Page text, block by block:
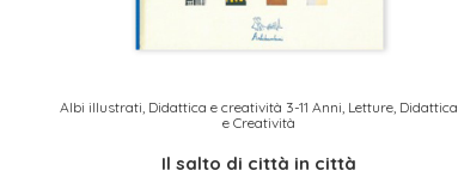
Albi illustrati, Didattica e creatività 3-11 Anni, Letture, Didattica
e Creatività
Il salto di città in città